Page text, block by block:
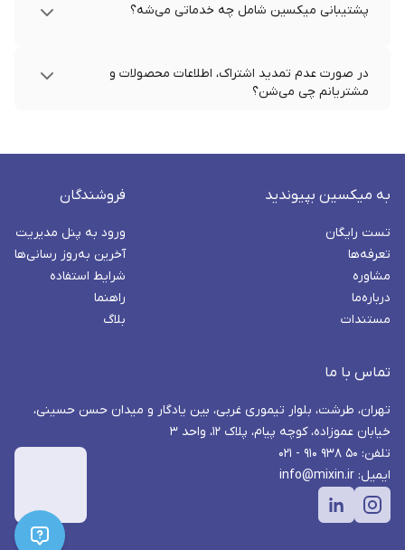
پشتیبانی میکسین شامل چه خدماتی می‌شه؟
در صورت عدم تمدید اشتراک، اطلاعات محصولات و
مشتریانم چی می‌شن؟
به میکسین بپیوندید
تست رایگان
تعرفه‌ها
مشاوره
درباره‌ما
مستندات
فروشندگان
ورود به پنل مدیریت
آخرین به‌روز رسانی‌ها
شرایط استفاده
راهنما
بلاگ
تماس با ما
تهران، طرشت، بلوار تیموری غربی، بین یادگار و میدان حسن حسینی،
خیابان عموزاده، کوچه پیام، پلاک ۱۲، واحد ۳
تلفن: ۵۰ ۹۳۸ ۹۱۰ - ۰۲۱
ایمیل: info@mixin.ir